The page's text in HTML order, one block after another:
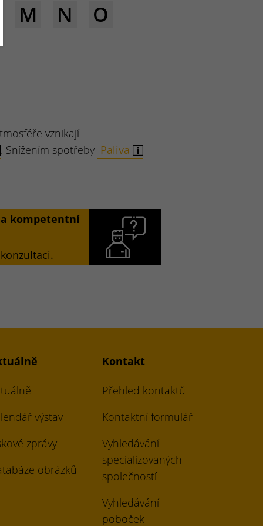
M N O
vznikají
. Snížením spotřeby Paliva
kompetentní
výstav
zprávy
obrázků
Kontakt
Přehled kontaktů
Kontaktní formulář
Vyhledávání
specializovaných
společností
Vyhledávání
poboček